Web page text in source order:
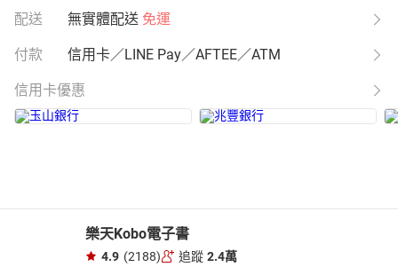
配送 無實體配送 免運
付款 信用卡／LINE Pay／AFTEE／ATM
信用卡優惠
樂天Kobo電子書
4.9 (2188) 追蹤 2.4萬